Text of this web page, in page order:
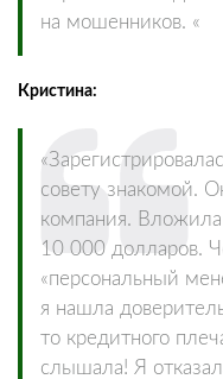
на мошенников. «
Кристина:
совету знакомой.
компания.
10 000 долларов.
«персональный
я нашла
то кредитного
слышала! Я